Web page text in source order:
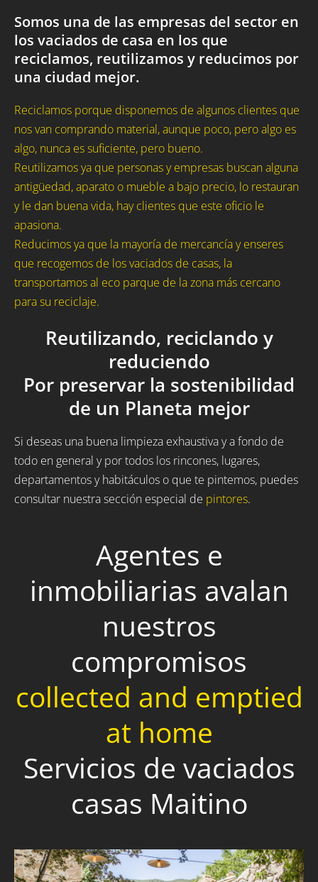
Somos una de las empresas del sector en
los vaciados de casa en los que
reciclamos, reutilizamos y reducimos por
una ciudad mejor.
Reciclamos porque disponemos de algunos clientes que
nos van comprando material, aunque poco, pero algo es
algo, nunca es suficiente, pero bueno.
Reutilizamos ya que personas y empresas buscan alguna
antigüedad, aparato o mueble a bajo precio, lo restauran
y le dan buena vida, hay clientes que este oficio le
apasiona.
Reducimos ya que la mayoría de mercancía y enseres
que recogemos de los vaciados de casas, la
transportamos al eco parque de la zona más cercano
para su reciclaje.
Reutilizando, reciclando y
reduciendo
Por preservar la sostenibilidad
de un Planeta mejor
Si deseas una buena limpieza exhaustiva y a fondo de
todo en general y por todos los rincones, lugares,
departamentos y habitáculos o que te pintemos, puedes
consultar nuestra sección especial de pintores.
Agentes e
inmobiliarias avalan
nuestros
compromisos
collected and emptied
at home
Servicios de vaciados
casas Maitino